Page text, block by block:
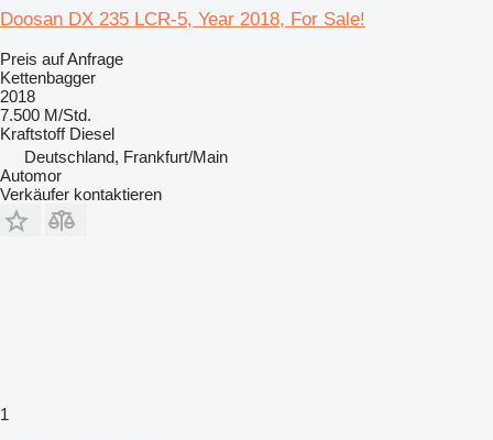
Doosan DX 235 LCR-5, Year 2018, For Sale!
Preis auf Anfrage
Kettenbagger
2018
7.500 M/Std.
Kraftstoff Diesel
Deutschland, Frankfurt/Main
Automor
Verkäufer kontaktieren
1